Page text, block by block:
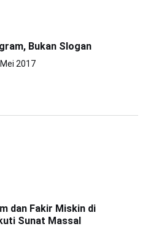
Bukan Slogan
2017
dan Fakir Miskin di
Sunat Massal